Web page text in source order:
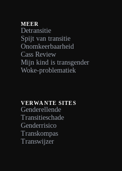
MEER
Detransitie
Spijt van transitie
Onomkeerbaarheid
Cass Review
Mijn kind is transgender
Woke-problematiek
VERWANTE SITES
Genderellende
Transitieschade
Genderrisico
Transkompas
Transwijzer